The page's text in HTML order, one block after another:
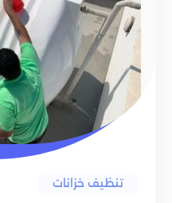
تنظيف خزانات